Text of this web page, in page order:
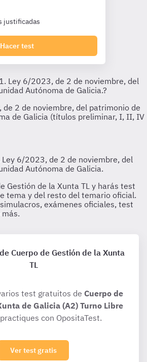
justificadas
Hacer test
Cuerpo de Gestión de la Xunta
TL
test gratuitos de Cuerpo de
de Galicia (A2) Turno Libre
con OpositaTest.
Ver test gratis